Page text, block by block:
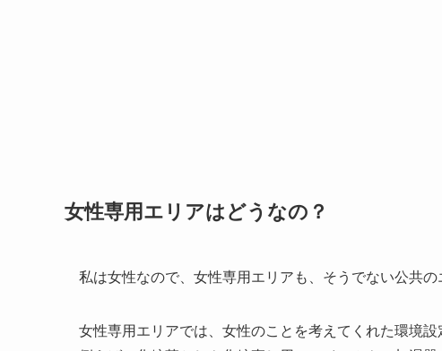
女性専用エリアはどうなの？
私は女性なので、女性専用エリアも、そうでない公共
女性専用エリアでは、女性のことを考えてくれた環境設